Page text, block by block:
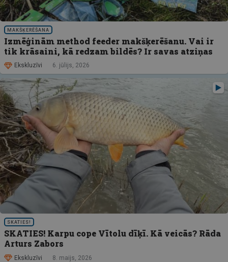
MAKŠĶERĒŠANA
Izmēģinām method feeder makšķerēšanu. Vai ir
tik krāsaini, kā redzam bildēs? Ir savas atziņas
Ekskluzīvi 6. jūlijs, 2026
SKATIES!
SKATIES! Karpu cope Vītolu dīķī. Kā veicās? Rāda
Arturs Zabors
Ekskluzīvi 8. maijs, 2026